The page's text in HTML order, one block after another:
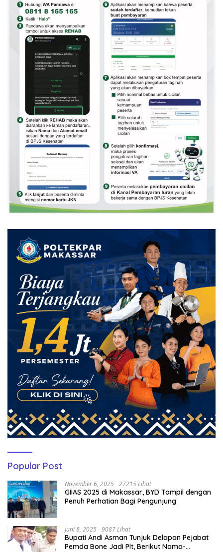
Popular Post
November 6, 2025 27215 Lihat
GIIAS 2025 di Makassar, BYD Tampil dengan
Penuh Perhatian Bagi Pengunjung
Juni 8, 2025 9087 Lihat
Bupati Andi Asman Tunjuk Delapan Pejabat
Pemda Bone Jadi Plt, Berikut Nama-